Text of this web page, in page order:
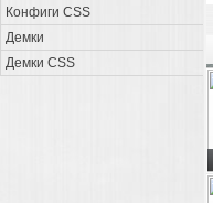
Конфиги CSS
Демки
Демки CSS